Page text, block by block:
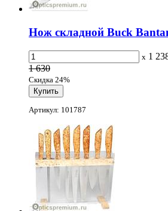
Нож складной Buck
x 1
1 630
Скидка 24%
Артикул: 101787